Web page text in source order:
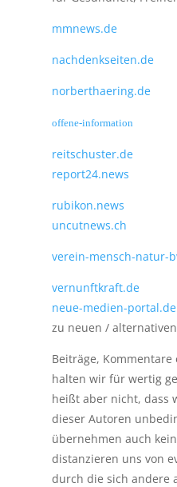
mmnews.de
nachdenkseiten.de
norberthaering.de
offene-information
reitschuster.de
report24.news
rubikon.news
uncutnews.ch
verein-mensch-natur-
vernunftkraft.de
neue-medien-portal.de
zu neuen /
Beiträge,
halten wir für wertig
heißt aber nicht, dass
dieser Autoren
übernehmen auch
distanzieren uns von
durch die sich andere